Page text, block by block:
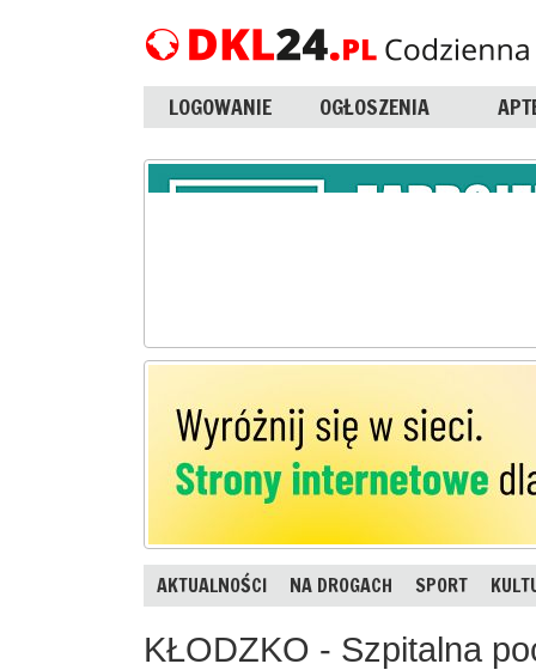
LOGOWANIE OGŁOSZENIA
AKTUALNOŚCI NA DROGACH SPORT
KŁODZKO - Szpitalna